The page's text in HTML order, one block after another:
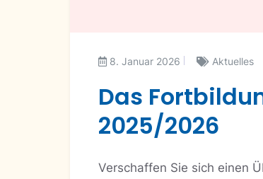
8. Januar 2026 Aktuelles
Das
2025/2026
Verschaffen Sie sich einen